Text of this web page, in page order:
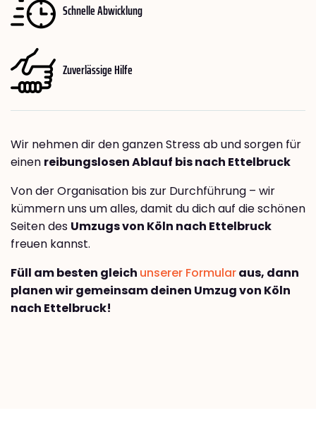
Schnelle Abwicklung
Zuverlässige Hilfe
Wir nehmen dir den ganzen Stress ab und sorgen für
einen reibungslosen Ablauf bis nach Ettelbruck
Von der Organisation bis zur Durchführung – wir
kümmern uns um alles, damit du dich auf die schönen
Seiten des Umzugs von Köln nach Ettelbruck
freuen kannst.
Füll am besten gleich unserer Formularaus, dann
planen wir gemeinsam deinen Umzug von Köln
nach Ettelbruck!